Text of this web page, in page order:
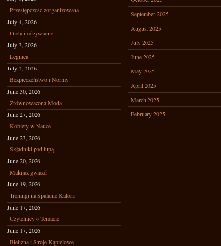
Przestępczośc zorganizowana
July 4, 2026
Dieta i odżywianie
July 3, 2026
Legnica
July 2, 2026
Bezpieczeństwo i Normy
June 30, 2026
Zrównoważona Moda
June 27, 2026
Kobiety w Nauce
June 23, 2026
Składniki pod lupą
June 20, 2026
Makijaż gwiazd
June 19, 2026
Treningi na Spalanie Kalorii
June 17, 2026
Czytelnicy o Temacie
June 17, 2026
Bielizna i Stroje Kąpielowe
September 2025
August 2025
July 2025
June 2025
May 2025
April 2025
March 2025
February 2025